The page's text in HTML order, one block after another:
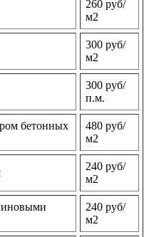
260 руб/
м2
300 руб/
м2
300 руб/
п.м.
бетонных
480 руб/
м2
240 руб/
м2
240 руб/
м2